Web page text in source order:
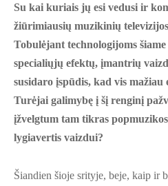
Su kai kuriais jų esi vedusi ir
žiūrimiausių muzikinių
Tobulėjant technologijoms
specialiųjų efektų, įmantrių
susidaro įspūdis, kad vis mažiau
Turėjai galimybę į šį renginį
įžvelgtum tam tikras
lygiavertis vaizdui?
Šiandien šioje srityje, beje, kaip ir